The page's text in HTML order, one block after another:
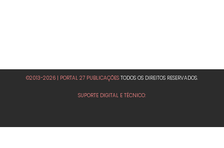
©2013-2026 | PORTAL 27 PUBLICAÇÕES TODOS OS DIREITOS RESERVADOS.
SUPORTE DIGITAL E TÉCNICO: